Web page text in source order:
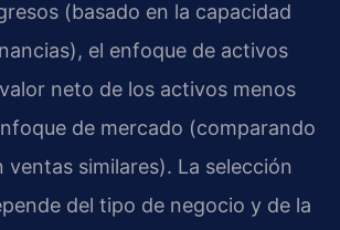
(basado en la capacidad
el enfoque de activos
neto de los activos menos
de mercado (comparando
ventas similares). La selección
del tipo de negocio y de la